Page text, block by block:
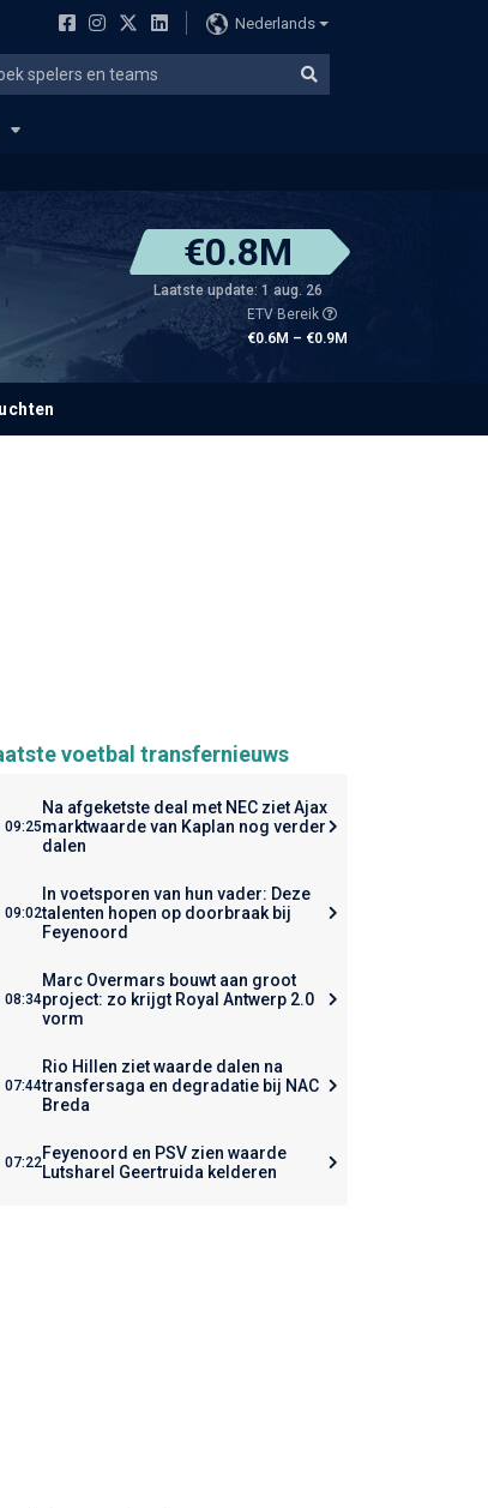
Nederlands
€0.8M
Laatste update: 1 aug. 26
ETV Bereik
€0.6M – €0.9M
voetbal transfernieuws
09:25
Na afgeketste deal met NEC ziet Ajax
marktwaarde van Kaplan nog verder
dalen
09:02
In voetsporen van hun vader: Deze
talenten hopen op doorbraak bij
Feyenoord
08:34
Marc Overmars bouwt aan groot
project: zo krijgt Royal Antwerp 2.0
vorm
07:44
Rio Hillen ziet waarde dalen na
transfersaga en degradatie bij NAC
Breda
07:22Feyenoord en PSV zien waarde
Lutsharel Geertruida kelderen